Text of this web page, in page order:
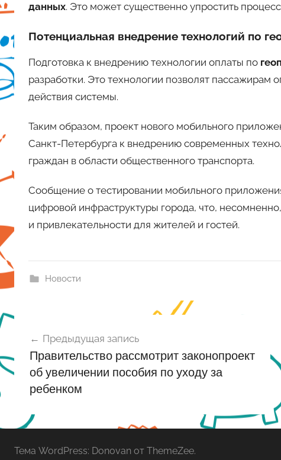
данных. Это может существенно упростить
Потенциальная внедрение технологий по
Подготовка к внедрению технологии оплаты по
разработки. Это технологии позволят пассажирам
действия системы.
Таким образом, проект нового мобильного
Санкт-Петербурга к внедрению современных
граждан в области общественного транспорта.
Сообщение о тестировании мобильного
цифровой инфраструктуры города, что,
и привлекательности для жителей и гостей.
Новости
Навигация
по
записям
Предыдущая запись
Правительство рассмотрит законопроект
об увеличении пособия по уходу за
ребенком
Тема WordPress: Donovan от ThemeZee.